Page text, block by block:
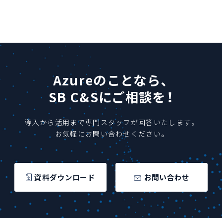
Azureのことなら、
SB C&Sにご相談を！
導入から活用まで専門スタッフが回答いたします。
お気軽にお問い合わせください。
資料ダウンロード お問い合わせ